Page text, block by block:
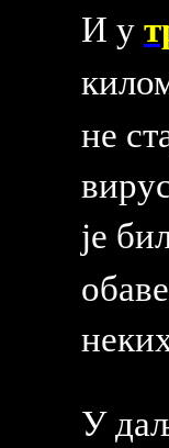
И у
не
је
У